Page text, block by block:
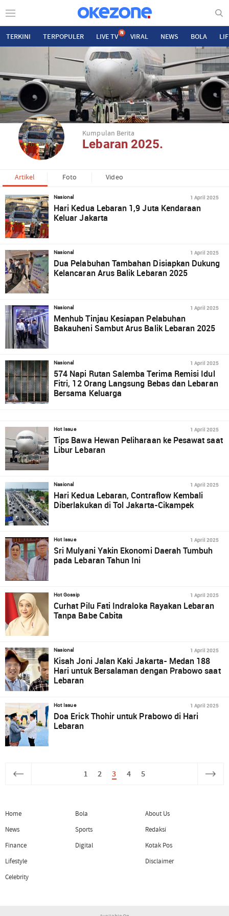
TERKINI TERPOPULER LIVE TV N VIRAL NEWS BOLA
Kumpulan Berita
Lebaran 2025.
Artikel Foto Video
Nasional 1 April 2025
Hari Kedua Lebaran 1,9 Juta Kendaraan
Keluar Jakarta
Nasional 1 April 2025
Dua Pelabuhan Tambahan Disiapkan Dukung
Kelancaran Arus Balik Lebaran 2025
Nasional 1 April 2025
Menhub Tinjau Kesiapan Pelabuhan
Bakauheni Sambut Arus Balik Lebaran 2025
Nasional 1 April 2025
574 Napi Rutan Salemba Terima Remisi Idul
Fitri, 12 Orang Langsung Bebas dan Lebaran
Bersama Keluarga
Hot Issue 1 April 2025
Tips Bawa Hewan Peliharaan ke Pesawat saat
Libur Lebaran
Nasional 1 April 2025
Hari Kedua Lebaran, Contraflow Kembali
Diberlakukan di Tol Jakarta-Cikampek
Hot Issue 1 April 2025
Sri Mulyani Yakin Ekonomi Daerah Tumbuh
pada Lebaran Tahun Ini
Hot Gossip 1 April 2025
Curhat Pilu Fati Indraloka Rayakan Lebaran
Tanpa Babe Cabita
Nasional 1 April 2025
Kisah Joni Jalan Kaki Jakarta- Medan 188
Hari untuk Bersalaman dengan Prabowo saat
Lebaran
Hot Issue 1 April 2025
Doa Erick Thohir untuk Prabowo di Hari
Lebaran
1 2 3 4 5
Home
News
Finance
Lifestyle
Celebrity
Bola
Sports
Digital
About Us
Redaksi
Kotak Pos
Disclaimer